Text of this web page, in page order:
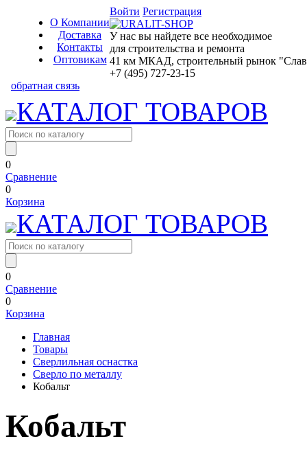
О Компании
Доставка
Контакты
Оптовикам
Войти Регистрация
У нас вы найдете все необходимое
для строительства и ремонта
41 км МКАД, строительный рынок
+7 (495) 727-23-15
обратная связь
КАТАЛОГ ТОВАРОВ
0
Сравнение
0
Корзина
КАТАЛОГ ТОВАРОВ
0
Сравнение
0
Корзина
Главная
Товары
Сверлильная оснастка
Сверло по металлу
Кобальт
Кобальт